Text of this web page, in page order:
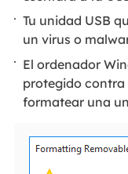
Tu unidad USB
un virus o
El ordenador
protegido
formatear una